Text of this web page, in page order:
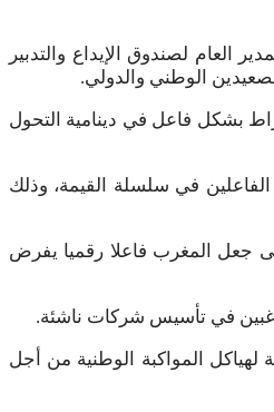
العام لصندوق الإيداع والتدبير
الوطني والدولي.
بشكل فاعل في دينامية التحول
في سلسلة القيمة، وذلك
جعل المغرب فاعلا رقميا يفرض
في تأسيس شركات ناشئة.
المواكبة الوطنية من أجل